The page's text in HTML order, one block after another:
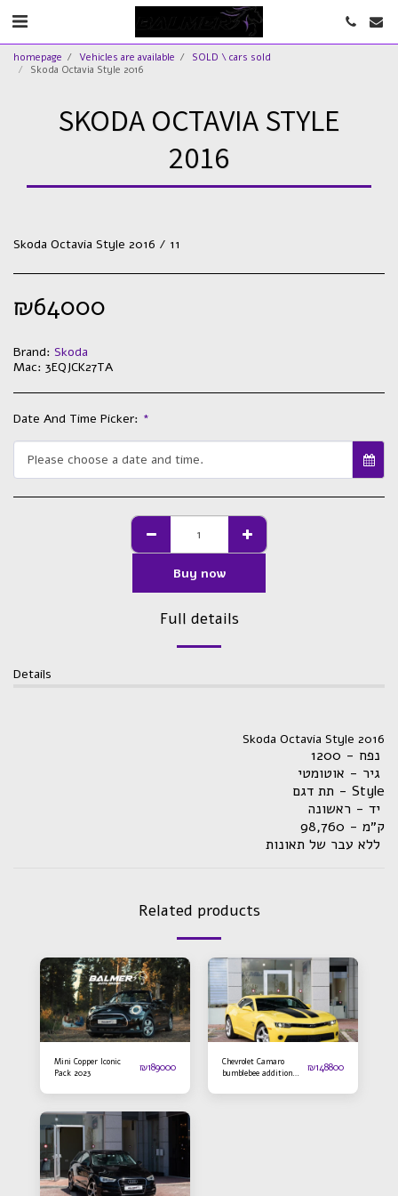
homepage Vehicles are available
SOLD \ cars sold
Skoda Octavia Style 2016
SKODA OCTAVIA STYLE
2016
Skoda Octavia Style 2016 / 11
₪64000
Brand: Skoda
Mac: 3EQJCK27TA
Date And Time Picker: *
Please choose a date and time.
Buy now
Full details
Details
Skoda Octavia Style 2016
תת דגם - Style
ק״מ - 98,760
Related products
Mini Copper Iconic
Pack 2023
₪189000
Chevrolet Camaro
bumblebee addition
₪148800